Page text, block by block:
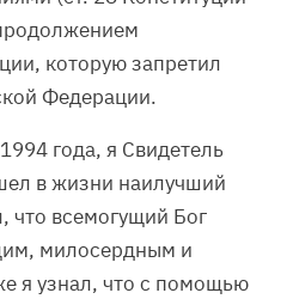
которую запретил
Федерации.
года, я Свидетель
в жизни наилучший
что всемогущий Бог
милосердным и
я узнал, что с помощью